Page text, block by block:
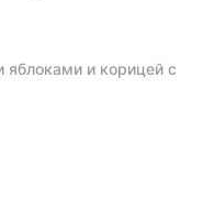
и корицей с